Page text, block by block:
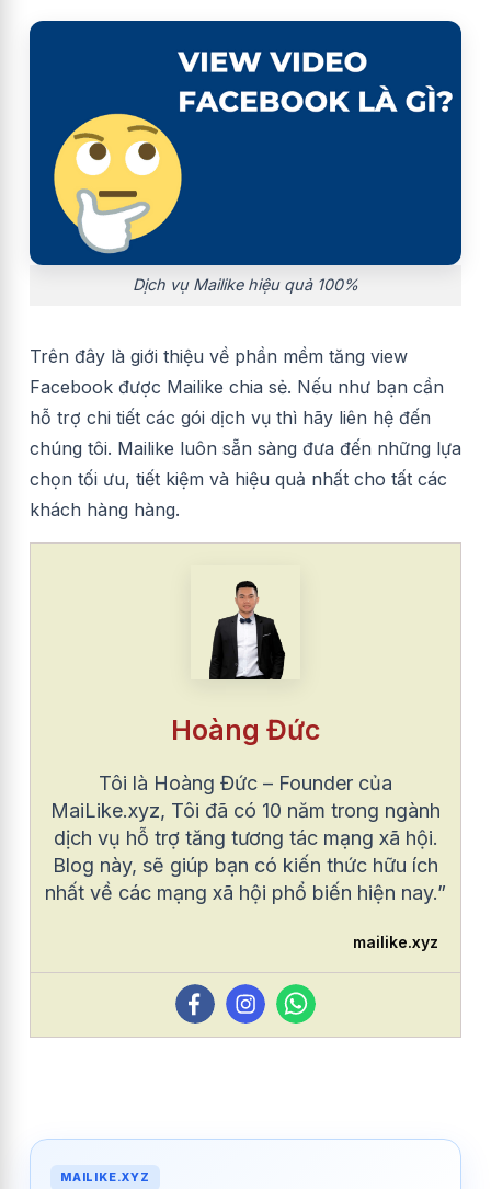
Dịch vụ Mailike hiệu quả 100%
Trên đây là giới thiệu về phần mềm tăng view
Facebook được Mailike chia sẻ. Nếu như bạn cần
hỗ trợ chi tiết các gói dịch vụ thì hãy liên hệ đến
chúng tôi. Mailike luôn sẵn sàng đưa đến những lựa
chọn tối ưu, tiết kiệm và hiệu quả nhất cho tất các
khách hàng hàng.
Hoàng Đức
Tôi là Hoàng Đức – Founder của
MaiLike.xyz, Tôi đã có 10 năm trong ngành
dịch vụ hỗ trợ tăng tương tác mạng xã hội.
Blog này, sẽ giúp bạn có kiến thức hữu ích
nhất về các mạng xã hội phổ biến hiện nay.”
mailike.xyz
MAILIKE.XYZ